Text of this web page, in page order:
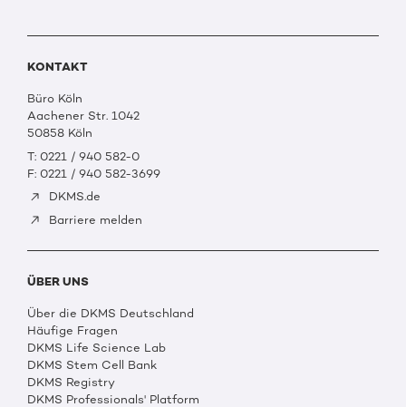
KONTAKT
Büro Köln
Aachener Str. 1042
50858 Köln
T: 0221 / 940 582-0
F: 0221 / 940 582-3699
DKMS.de
Barriere melden
ÜBER UNS
Über die DKMS Deutschland
Häufige Fragen
DKMS Life Science Lab
DKMS Stem Cell Bank
DKMS Registry
DKMS Professionals' Platform